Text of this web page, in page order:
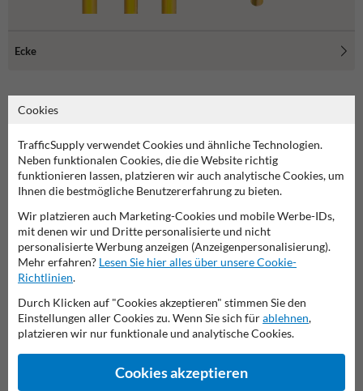
Ecke
Was ist Regalschutz?
Lagerregalen und Regalsystemen dienen. Dabei geht es sowohl um
den Schutz der Konstruktion vor Anfahrschäden durch
Flurförderzeuge als auch um die Sicherheit für Mitarbeitende.
Besonders in Lagerhallen mit hohem Warenumschlag ist Regalschutz
ein unverzichtbarer Bestandteil moderner Arbeitssicherheit.
Wo wird Regalschutz eingesetzt?
Regalschutz kommt überall dort zum Einsatz, wo mit Gabelstaplern,
Logistikzentren mit hoher Lagerdichte
Cookies
TrafficSupply verwendet Cookies und ähnliche Technologien.
Neben funktionalen Cookies, die die Website richtig
funktionieren lassen, platzieren wir auch analytische Cookies, um
Ihnen die bestmögliche Benutzererfahrung zu bieten.
Wir platzieren auch Marketing-Cookies und mobile Werbe-IDs,
mit denen wir und Dritte personalisierte und nicht
personalisierte Werbung anzeigen (Anzeigenpersonalisierung).
Mehr erfahren? Lesen Sie hier alles über unsere Cookie-
Richtlinien.
Durch Klicken auf "Cookies akzeptieren" stimmen Sie den
Einstellungen aller Cookies zu. Wenn Sie sich fürablehnen,
platzieren wir nur funktionale und analytische Cookies.
Cookies akzeptieren